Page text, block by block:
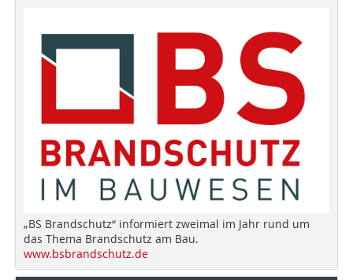
„BS Brandschutz“ informiert zweimal im Jahr rund um
das Thema Brandschutz am Bau.
www.bsbrandschutz.de